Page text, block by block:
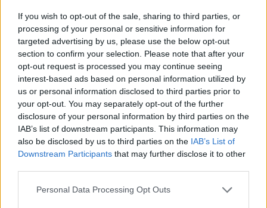
If you wish to opt-out of the sale, sharing to third parties, or
processing of your personal or sensitive information for
targeted advertising by us, please use the below opt-out
section to confirm your selection. Please note that after your
opt-out request is processed you may continue seeing
interest-based ads based on personal information utilized by
us or personal information disclosed to third parties prior to
your opt-out. You may separately opt-out of the further
disclosure of your personal information by third parties on the
IAB’s list of downstream participants. This information may
also be disclosed by us to third parties on the IAB’s List of
Downstream Participants that may further disclose it to other
Please note that this website/app uses one or more Google
Personal Data Processing Opt Outs
Γέννησε η Μαριαλένα
Ρουμελιώτη ένα υγιέστατο
αγοράκι – Πανευτυχής ο
Σάκης Κατσούλης που
Γιάννης
«Μας ξεπέταξαν τότε
εκπομπή του ΣΚΑΪ
κάπως